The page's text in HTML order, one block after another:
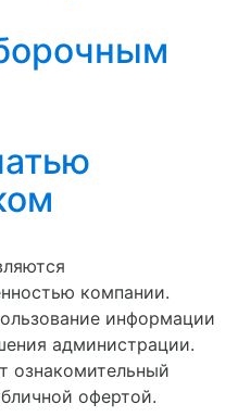
компании.
информации
администрации.
ознакомительный
офертой.